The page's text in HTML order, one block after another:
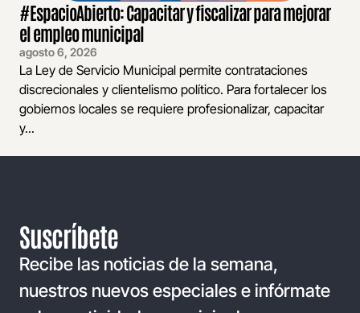
#EspacioAbierto: Capacitar y fiscalizar para mejorar
el empleo municipal
agosto 6, 2026
La Ley de Servicio Municipal permite contrataciones
discrecionales y clientelismo político. Para fortalecer los
gobiernos locales se requiere profesionalizar, capacitar
y...
Suscríbete
Recibe las noticias de la semana,
nuestros nuevos especiales e infórmate